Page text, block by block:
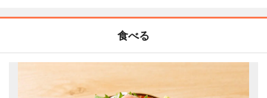
食べる